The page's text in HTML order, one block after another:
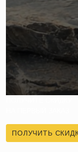
ПОЛУЧИТЬ